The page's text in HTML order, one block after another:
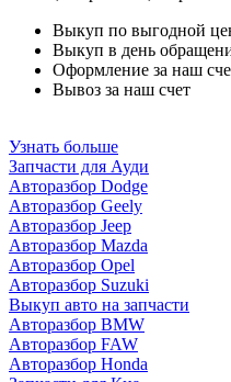
Выкуп по выгодной
Выкуп в день
Оформление за наш
Вывоз за наш счет
Узнать больше
Запчасти для Ауди
Авторазбор Dodge
Авторазбор Geely
Авторазбор Jeep
Авторазбор Mazda
Авторазбор Opel
Авторазбор Suzuki
Выкуп авто на запчасти
Авторазбор BMW
Авторазбор FAW
Авторазбор Honda